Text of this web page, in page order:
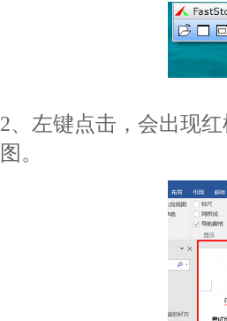
2、左键点击，会出现
图。